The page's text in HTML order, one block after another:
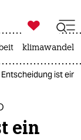

taz zahl ich
klimawandel
ist ein
ein